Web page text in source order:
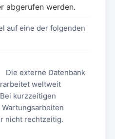
abgerufen werden.
auf eine der folgenden
Die externe Datenbank
weltweit
kurzzeitigen
nicht rechtzeitig.